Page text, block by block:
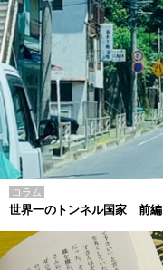
コラム
世界一のトンネル国家 前編